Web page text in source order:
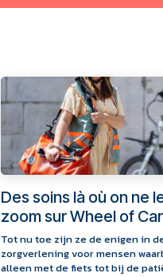
Des soins là où on ne
zoom sur Wheel of
Tot nu toe zijn ze de enigen in
zorgverlening voor mensen
alleen met de fiets tot bij de